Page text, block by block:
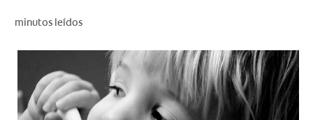
PROMOCIONES
minutos leídos